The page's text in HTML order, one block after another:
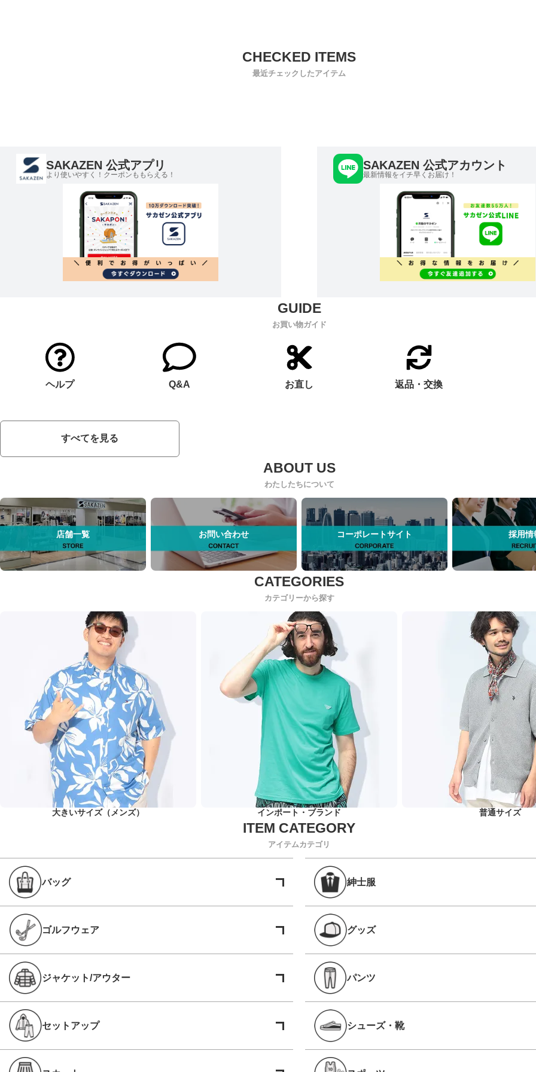
最近チェックしたアイテム
SAKAZEN 公式アプリ
より使いやすく！クーポンももらえる！
SAKAZEN 公式アカウント
最新情報をイチ早くお届け！
お買い物ガイド
ヘルプ Q&A お直し 返品・交換
すべてを見る
わたしたちについて
店舗一覧 お問い合わせ コーポレートサイト 採用情
カテゴリーから探す
大きいサイズ（メンズ） インポート・ブランド 普通サイズ
アイテムカテゴリ
バッグ 紳士服
ゴルフウェア グッズ
ジャケット/アウター パンツ
セットアップ シューズ・靴